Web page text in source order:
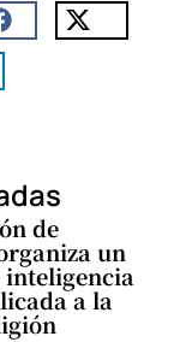
de
un
inteligencia
a la